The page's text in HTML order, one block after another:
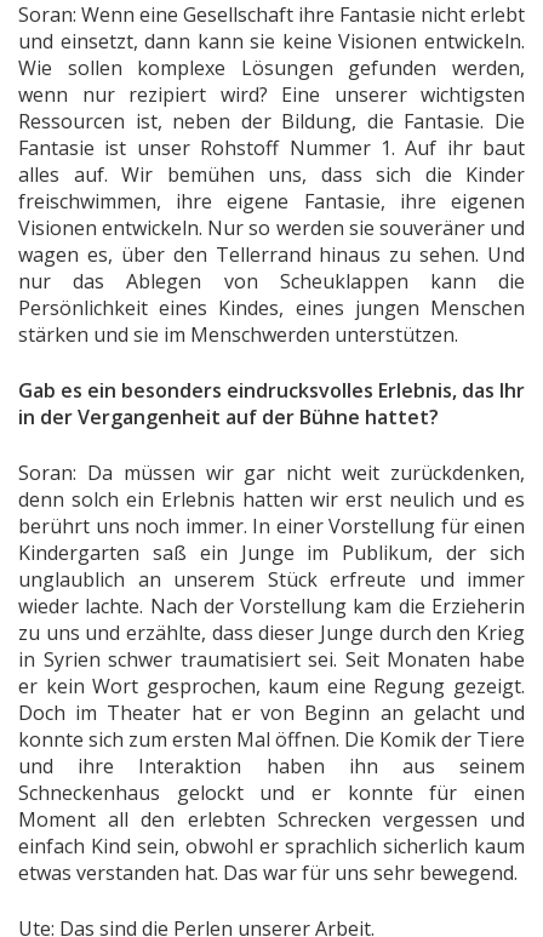
Soran: Wenn eine Gesellschaft ihre Fantasie nicht erlebt
und einsetzt, dann kann sie keine Visionen entwickeln.
Wie sollen komplexe Lösungen gefunden werden,
wenn nur rezipiert wird? Eine unserer wichtigsten
Ressourcen ist, neben der Bildung, die Fantasie. Die
Fantasie ist unser Rohstoff Nummer 1. Auf ihr baut
alles auf. Wir bemühen uns, dass sich die Kinder
freischwimmen, ihre eigene Fantasie, ihre eigenen
Visionen entwickeln. Nur so werden sie souveräner und
wagen es, über den Tellerrand hinaus zu sehen. Und
nur das Ablegen von Scheuklappen kann die
Persönlichkeit eines Kindes, eines jungen Menschen
stärken und sie im Menschwerden unterstützen.
Gab es ein besonders eindrucksvolles Erlebnis, das Ihr
in der Vergangenheit auf der Bühne hattet?
Soran: Da müssen wir gar nicht weit zurückdenken,
denn solch ein Erlebnis hatten wir erst neulich und es
berührt uns noch immer. In einer Vorstellung für einen
Kindergarten saß ein Junge im Publikum, der sich
unglaublich an unserem Stück erfreute und immer
wieder lachte. Nach der Vorstellung kam die Erzieherin
zu uns und erzählte, dass dieser Junge durch den Krieg
in Syrien schwer traumatisiert sei. Seit Monaten habe
er kein Wort gesprochen, kaum eine Regung gezeigt.
Doch im Theater hat er von Beginn an gelacht und
konnte sich zum ersten Mal öffnen. Die Komik der Tiere
und ihre Interaktion haben ihn aus seinem
Schneckenhaus gelockt und er konnte für einen
Moment all den erlebten Schrecken vergessen und
einfach Kind sein, obwohl er sprachlich sicherlich kaum
etwas verstanden hat. Das war für uns sehr bewegend.
Ute: Das sind die Perlen unserer Arbeit.